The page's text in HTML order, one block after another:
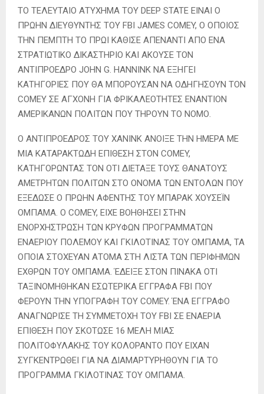
ΤΟ ΤΕΛΕΥΤΑΙΟ ΑΤΥΧΗΜΑ ΤΟΥ DEEP STATE ΕΙΝΑΙ Ο
ΠΡΩΗΝ ΔΙΕΥΘΥΝΤΗΣ ΤΟΥ FBI JAMES COMEY, Ο ΟΠΟΙΟΣ
ΤΗΝ ΠΕΜΠΤΗ ΤΟ ΠΡΩΙ ΚΑΘΙΣΕ ΑΠΕΝΑΝΤΙ ΑΠΟ ΕΝΑ
ΣΤΡΑΤΙΩΤΙΚΟ ΔΙΚΑΣΤΗΡΙΟ ΚΑΙ ΑΚΟΥΣΕ ΤΟΝ
ΑΝΤΙΠΡΟΕΔΡΟ JOHN G. HANNINK ΝΑ ΕΞΗΓΕΙ
ΚΑΤΗΓΟΡΙΕΣ ΠΟΥ ΘΑ ΜΠΟΡΟΥΣΑΝ ΝΑ ΟΔΗΓΗΣΟΥΝ ΤΟΝ
COMEY ΣΕ ΑΓΧΟΝΗ ΓΙΑ ΦΡΙΚΑΛΕΟΤΗΤΕΣ ΕΝΑΝΤΙΟΝ
ΑΜΕΡΙΚΑΝΩΝ ΠΟΛΙΤΩΝ ΠΟΥ ΤΗΡΟΥΝ ΤΟ ΝΟΜΟ.
Ο ΑΝΤΙΠΡΟΕΔΡΟΣ ΤΟΥ ΧΑΝΙΝΚ ΑΝΟΙΞΕ ΤΗΝ ΗΜΕΡΑ ΜΕ
ΜΙΑ ΚΑΤΑΡΑΚΤΩΔΗ ΕΠΙΘΕΣΗ ΣΤΟΝ COMEY,
ΚΑΤΗΓΟΡΩΝΤΑΣ ΤΟΝ ΟΤΙ ΔΙΕΤΑΞΕ ΤΟΥΣ ΘΑΝΑΤΟΥΣ
ΑΜΕΤΡΗΤΩΝ ΠΟΛΙΤΩΝ ΣΤΟ ΟΝΟΜΑ ΤΩΝ ΕΝΤΟΛΩΝ ΠΟΥ
ΕΞΕΔΩΣΕ Ο ΠΡΩΗΝ ΑΦΕΝΤΗΣ ΤΟΥ ΜΠΑΡΑΚ ΧΟΥΣΕΪΝ
ΟΜΠΑΜΑ. Ο COMEY, ΕΙΧΕ ΒΟΗΘΗΣΕΙ ΣΤΗΝ
ΕΝΟΡΧΗΣΤΡΩΣΗ ΤΩΝ ΚΡΥΦΩΝ ΠΡΟΓΡΑΜΜΑΤΩΝ
ΕΝΑΕΡΙΟΥ ΠΟΛΕΜΟΥ ΚΑΙ ΓΚΙΛΟΤΙΝΑΣ ΤΟΥ ΟΜΠΑΜΑ, ΤΑ
ΟΠΟΙΑ ΣΤΟΧΕΥΑΝ ΑΤΟΜΑ ΣΤΗ ΛΙΣΤΑ ΤΩΝ ΠΕΡΙΦΗΜΩΝ
ΕΧΘΡΩΝ ΤΟΥ ΟΜΠΑΜΑ. ΈΔΕΙΞΕ ΣΤΟΝ ΠΙΝΑΚΑ ΟΤΙ
ΤΑΞΙΝΟΜΗΘΗΚΑΝ ΕΣΩΤΕΡΙΚΑ ΕΓΓΡΑΦΑ FBI ΠΟΥ
ΦΕΡΟΥΝ ΤΗΝ ΥΠΟΓΡΑΦΗ ΤΟΥ COMEY. ΈΝΑ ΕΓΓΡΑΦΟ
ΑΝΑΓΝΩΡΙΣΕ ΤΗ ΣΥΜΜΕΤΟΧΗ ΤΟΥ FBI ΣΕ ΕΝΑΕΡΙΑ
ΕΠΙΘΕΣΗ ΠΟΥ ΣΚΟΤΩΣΕ 16 ΜΕΛΗ ΜΙΑΣ
ΠΟΛΙΤΟΦΥΛΑΚΗΣ ΤΟΥ ΚΟΛΟΡΑΝΤΟ ΠΟΥ ΕΙΧΑΝ
ΣΥΓΚΕΝΤΡΩΘΕΙ ΓΙΑ ΝΑ ΔΙΑΜΑΡΤΥΡΗΘΟΥΝ ΓΙΑ ΤΟ
ΠΡΟΓΡΑΜΜΑ ΓΚΙΛΟΤΙΝΑΣ ΤΟΥ ΟΜΠΑΜΑ.